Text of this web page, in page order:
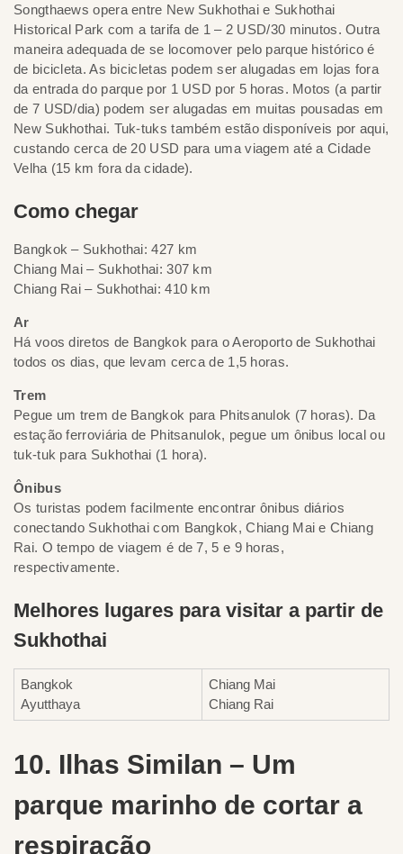
Songthaews opera entre New Sukhothai e Sukhothai
Historical Park com a tarifa de 1 – 2 USD/30 minutos. Outra
maneira adequada de se locomover pelo parque histórico é
de bicicleta. As bicicletas podem ser alugadas em lojas fora
da entrada do parque por 1 USD por 5 horas. Motos (a partir
de 7 USD/dia) podem ser alugadas em muitas pousadas em
New Sukhothai. Tuk-tuks também estão disponíveis por aqui,
custando cerca de 20 USD para uma viagem até a Cidade
Velha (15 km fora da cidade).
Como chegar
Bangkok – Sukhothai: 427 km
Chiang Mai – Sukhothai: 307 km
Chiang Rai – Sukhothai: 410 km
Ar
Há voos diretos de Bangkok para o Aeroporto de Sukhothai
todos os dias, que levam cerca de 1,5 horas.
Trem
Pegue um trem de Bangkok para Phitsanulok (7 horas). Da
estação ferroviária de Phitsanulok, pegue um ônibus local ou
tuk-tuk para Sukhothai (1 hora).
Ônibus
Os turistas podem facilmente encontrar ônibus diários
conectando Sukhothai com Bangkok, Chiang Mai e Chiang
Rai. O tempo de viagem é de 7, 5 e 9 horas,
respectivamente.
Melhores lugares para visitar a partir de
Sukhothai
Bangkok
Ayutthaya
Chiang Mai
Chiang Rai
10. Ilhas Similan – Um
parque marinho de cortar a
respiração